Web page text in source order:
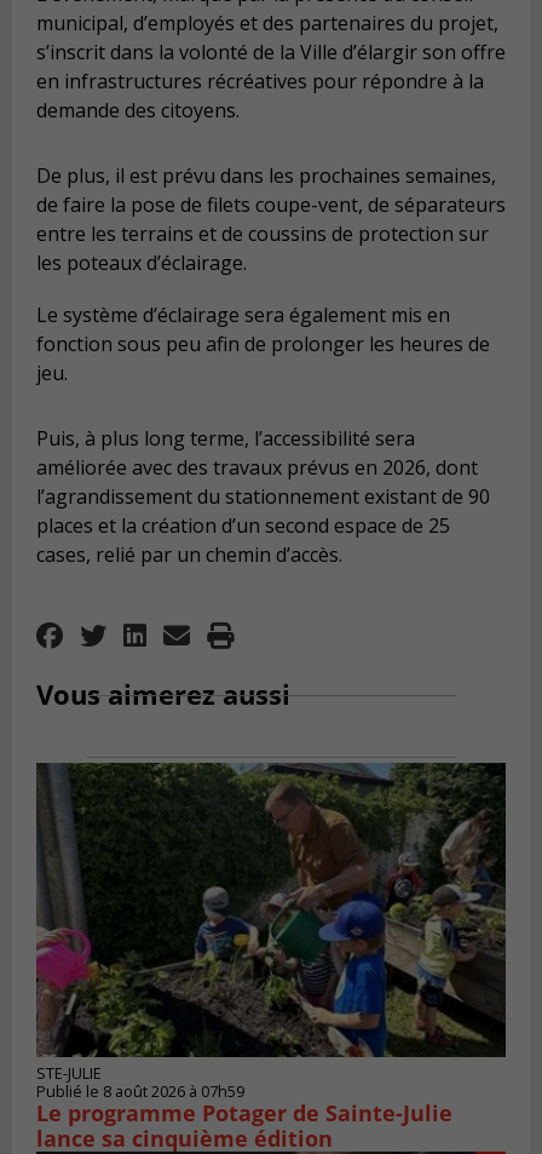
municipal, d’employés et des partenaires du projet,
s’inscrit dans la volonté de la Ville d’élargir son offre
en infrastructures récréatives pour répondre à la
demande des citoyens.
De plus, il est prévu dans les prochaines semaines,
de faire la pose de filets coupe-vent, de séparateurs
entre les terrains et de coussins de protection sur
les poteaux d’éclairage.
Le système d’éclairage sera également mis en
fonction sous peu afin de prolonger les heures de
jeu.
Puis, à plus long terme, l’accessibilité sera
améliorée avec des travaux prévus en 2026, dont
l’agrandissement du stationnement existant de 90
places et la création d’un second espace de 25
cases, relié par un chemin d’accès.
Vous aimerez aussi
STE-JULIE
Publié le 8 août 2026 à 07h59
Le programme Potager de Sainte-Julie
lance sa cinquième édition